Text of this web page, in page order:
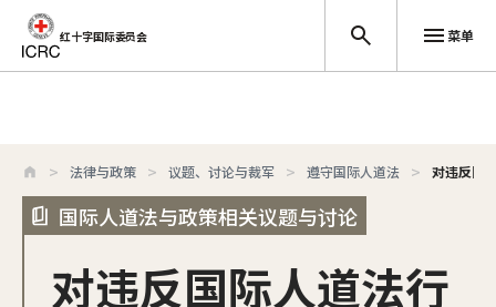
跳至主要内容
红十字国际委员会 菜单
法律与政策 议题、讨论与裁军 遵守国际人道法 对违反国
国际人道法与政策相关议题与讨论
对违反国际人道法行